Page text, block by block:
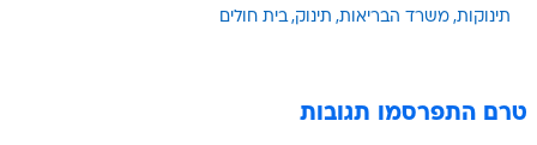
תינוקות משרד הבריאות תינוק בית חולים
טרם התפרסמו תגובות